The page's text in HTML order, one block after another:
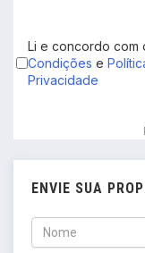
ENVIE SUA